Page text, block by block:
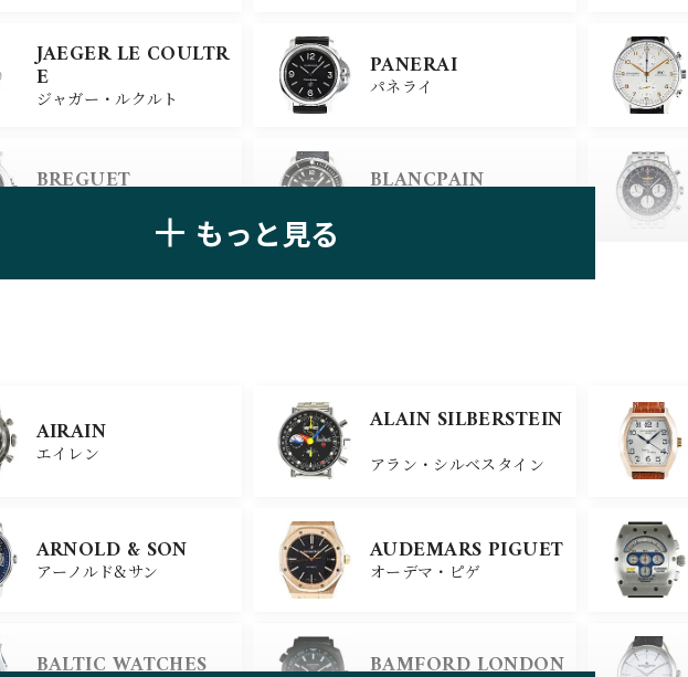
JAEGER LE COULTR
E
ジャガー・ルクルト
PANERAI
パネライ
BREGUET BLANCPAIN
ユリスナルダン
BELL＆ROSS
ベル＆ロス
シャネル ショパール
クロノスイス
もっと見る
AIRAIN
エイレン
ALAIN SILBERSTEIN
アラン・シルベスタイン
ARNOLD & SON
アーノルド&サン
AUDEMARS PIGUET
オーデマ・ピゲ
BALTIC WATCHES BAMFORD LONDON